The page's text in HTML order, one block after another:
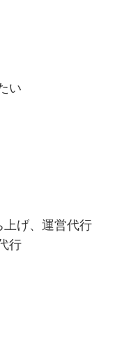
い
上げ、運営代行
行